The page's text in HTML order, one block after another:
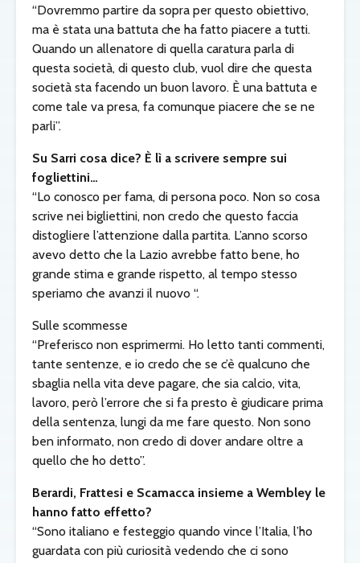
“Dovremmo partire da sopra per questo obiettivo,
ma è stata una battuta che ha fatto piacere a tutti.
Quando un allenatore di quella caratura parla di
questa società, di questo club, vuol dire che questa
società sta facendo un buon lavoro. È una battuta e
come tale va presa, fa comunque piacere che se ne
parli”.
Su Sarri cosa dice? È lì a scrivere sempre sui
fogliettini…
“Lo conosco per fama, di persona poco. Non so cosa
scrive nei bigliettini, non credo che questo faccia
distogliere l’attenzione dalla partita. L’anno scorso
avevo detto che la Lazio avrebbe fatto bene, ho
grande stima e grande rispetto, al tempo stesso
speriamo che avanzi il nuovo “.
Sulle scommesse
“Preferisco non esprimermi. Ho letto tanti commenti,
tante sentenze, e io credo che se c’è qualcuno che
sbaglia nella vita deve pagare, che sia calcio, vita,
lavoro, però l’errore che si fa presto è giudicare prima
della sentenza, lungi da me fare questo. Non sono
ben informato, non credo di dover andare oltre a
quello che ho detto”.
Berardi, Frattesi e Scamacca insieme a Wembley le
hanno fatto effetto?
“Sono italiano e festeggio quando vince l’Italia, l’ho
guardata con più curiosità vedendo che ci sono